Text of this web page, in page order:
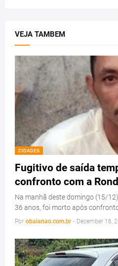
VEJA TAMBEM
CIDADES
Fugitivo de saída
confronto com a
Na manhã deste domingo (15/
36 anos, foi morto após
Por obaianao.com.br - December 16,